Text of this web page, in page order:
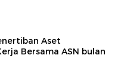
Aset
Bersama ASN bulan